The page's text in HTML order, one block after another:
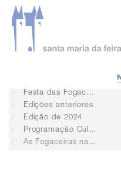
serviços
Festa das Fogaceiras
Edições anteriores
Edição de 2024
Programação Cultural, Cívica e Religiosa
As Fogaceiras na Rua